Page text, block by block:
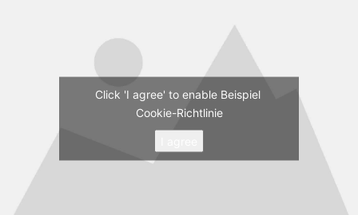
Click 'I agree' to enable Beispiel
Cookie-Richtlinie